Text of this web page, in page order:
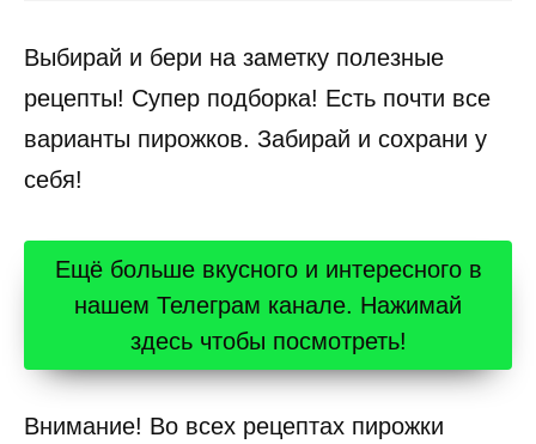
Выбирай и бери на заметку полезные
рецепты! Супер подборка! Есть почти все
варианты пирожков. Забирай и сохрани у
себя!
Ещё больше вкусного и интересного в
нашем Телеграм канале. Нажимай
здесь чтобы посмотреть!
Внимание! Во всех рецептах пирожки